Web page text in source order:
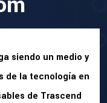
siendo un medio y
de la tecnología en
de Trascend